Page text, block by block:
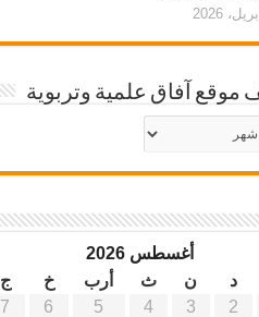
موقع آفاق علمية وتربوية
أغسطس 2026
د ن ث أرب خ
ج
2
3
4
5
6
7